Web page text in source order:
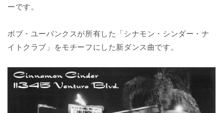
ーです。
ボブ・ユーバンクスが所有した「シナモン・シンダー・ナ
イトクラブ」をモチーフにした新ダンス曲です。